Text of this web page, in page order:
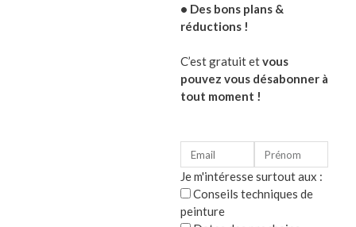
diamètre : 33.5 x 5cm hauteur (diamètre intérieur
Charmant moule ou plateau
Décoration intérieure vintage
Décoration de jardin vintage
• Des bons plans &
réductions !
C’est gratuit etvous
pouvez vous désabonner à
tout moment !
Je m'intéresse surtout aux :
Conseils techniques de
peinture